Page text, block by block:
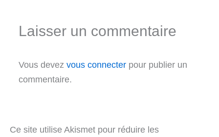
Laisser un commentaire
Vous devezvous connecter pour publier un
commentaire.
Ce site utilise Akismet pour réduire les